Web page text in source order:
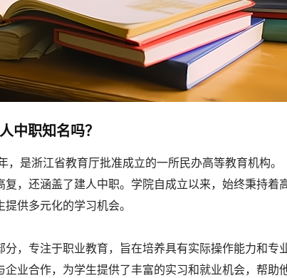
中职知名吗？
是浙江省教育厅批准成立的一所民办高等教育机构。
，还涵盖了建人中职。学院自成立以来，始终秉持着
供多元化的学习机会。
，专注于职业教育，旨在培养具有实际操作能力和专
业合作，为学生提供了丰富的实习和就业机会，帮助